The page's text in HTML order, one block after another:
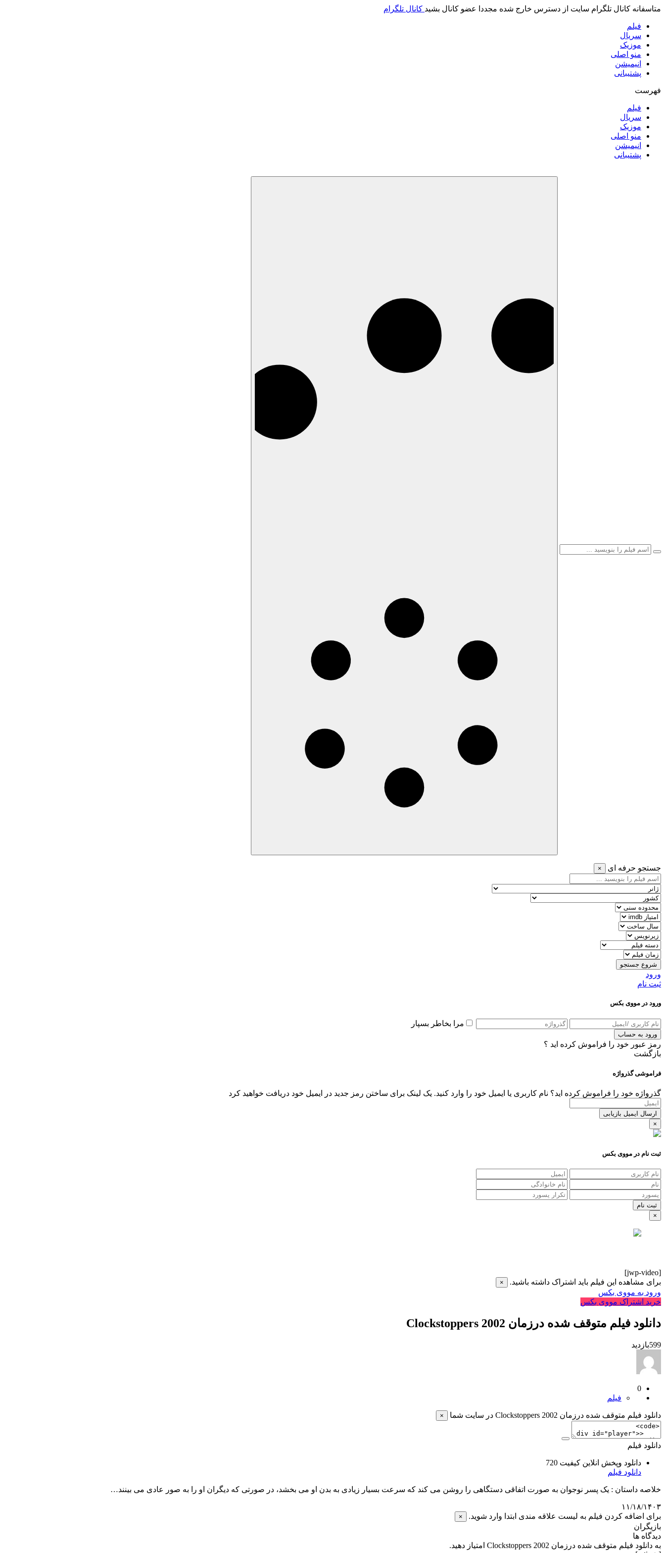
متاسفانه کانال تلگرام سایت از دسترس خارج شده مجددا عضو کانال بشید کانال تلگرام
فیلم
سریال
موزیک
منو اصلی
انیمیشن
پشتیبانی
فهرست
فیلم
سریال
موزیک
منو اصلی
انیمیشن
پشتیبانی
جستجو حرفه ای ×
شروع جستجو
ورود
ثبت نام
ورود در مووی بکس
مرا بخاطر بسپار
ورود به حساب
رمز عبور خود را فراموش کرده اید ؟
بازگشت
فراموشی گذرواژه
گذرواژه خود را فراموش کرده اید؟ نام کاربری یا ایمیل خود را وارد کنید. یک لینک برای ساختن رمز جدید در ایمیل خود دریافت خواهید کرد
ارسال ایمیل بازیابی
×
ثبت نام در مووی بکس
×
[jwp-video]
برای مشاهده این فیلم باید اشتراک داشته باشید.
×
ورود به مووی بکس
خرید اشتراک مووی بکس
دانلود فیلم متوقف شده درزمان Clockstoppers 2002
599بازدید
0
فیلم
دانلود فیلم متوقف شده درزمان Clockstoppers 2002 در سایت شما ×
دانلود فیلم
دانلود وپخش انلاین کیفیت 720
دانلود فیلم
خلاصه داستان : یک پسر نوجوان به صورت اتفاقی دستگاهی را روشن می کند که سرعت بسیار زیادی به بدن او می بخشد، در صورتی که دیگران او را به صور عادی می بینند…
۱۱/۱۸/۱۴۰۳
برای اضافه کردن فیلم به لیست علاقه مندی ابتدا وارد شوید.
×
بازیگران
دیدگاه ها
به دانلود فیلم متوقف شده درزمان Clockstoppers 2002 امتیاز دهید.